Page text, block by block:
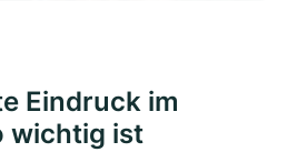
Eindruck im
wichtig ist